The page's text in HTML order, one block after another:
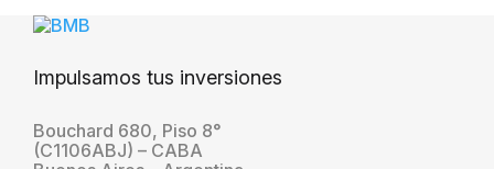
Impulsamos tus inversiones
Bouchard 680, Piso 8°
(C1106ABJ) – CABA